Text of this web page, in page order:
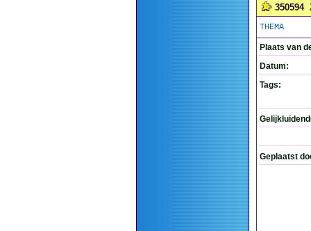
350594
THEMA
Plaats van
Datum:
Tags:
Geplaatst